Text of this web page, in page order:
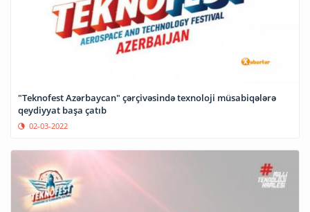
"Teknofest Azərbaycan" çərçivəsində texnoloji müsabiqələrə
qeydiyyat başa çatıb
02-03-2022